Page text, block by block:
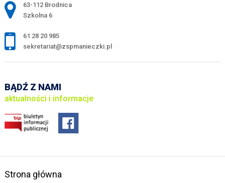
Adres pocztowy:
63-112 Brodnica
Szkolna 6
61 28 20 985
sekretariat@zspmanieczki.pl
BĄDŹ Z NAMI
aktualności i informacje
Strona główna